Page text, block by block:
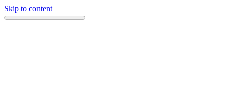
Skip to content